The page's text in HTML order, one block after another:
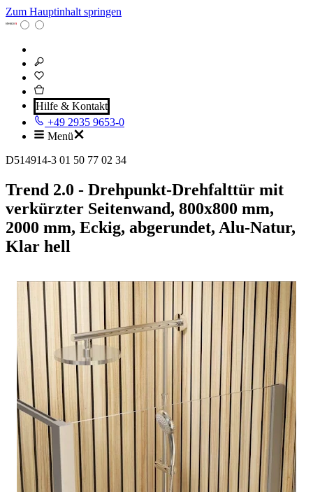
Zum Hauptinhalt springen
Hilfe & Kontakt
+49 2935 9653-0
Menü
D514914-3 01 50 77 02 34
Trend 2.0 - Drehpunkt-Drehfalttür mit
verkürzter Seitenwand, 800x800 mm,
2000 mm, Eckig, abgerundet, Alu-Natur,
Klar hell